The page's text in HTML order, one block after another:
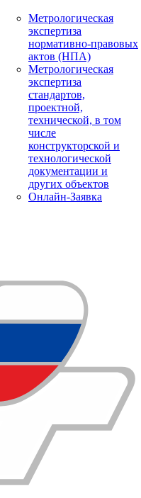
Метрологическая
экспертиза
нормативно-правовых
актов (НПА)
Метрологическая
экспертиза
стандартов,
проектной,
технической, в том
числе
конструкторской и
технологической
документации и
других объектов
Онлайн-Заявка